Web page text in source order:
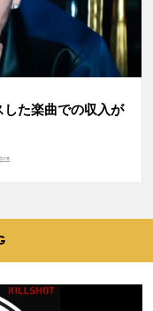
た楽曲での収入が